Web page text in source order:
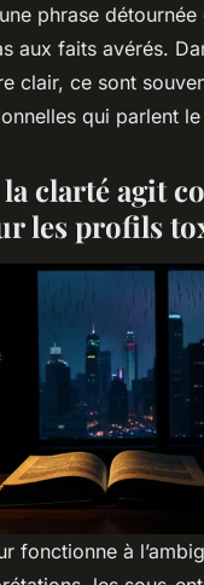
phrase détournée
aux faits avérés.
clair, ce sont
qui parlent
clarté agit
les profils
fonctionne à